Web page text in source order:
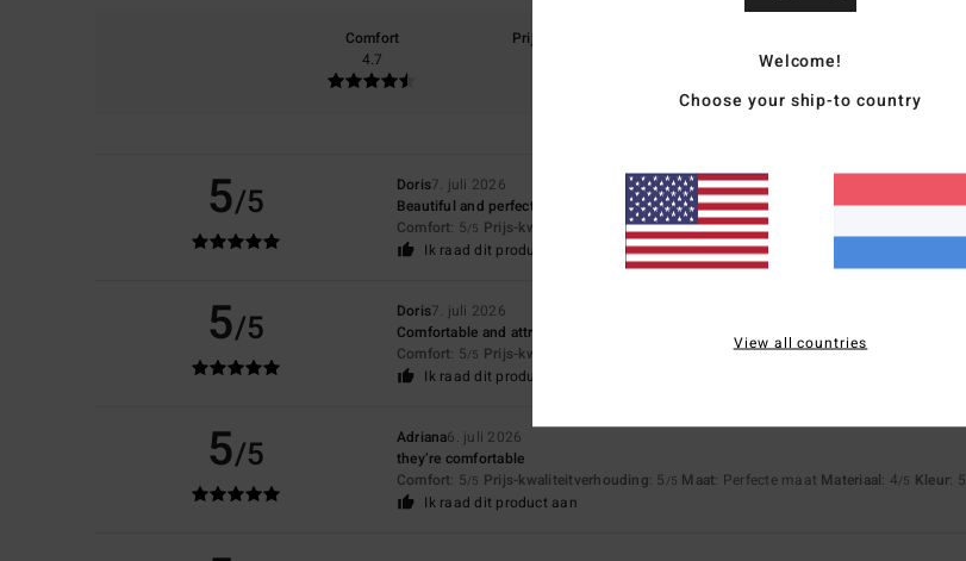
Comfort
4.7
Prijs-kwaliteitverhouding
5/5 Doris7. juli 2026
Beautiful and perfect
Comfort: 5/5 Prijs-kwaliteitverhouding: 5/5 Maat: Perfecte maat
Ik raad dit product aan
5/5 Doris7. juli 2026
Comfortable and attractive
Comfort: 5/5 Prijs-kwaliteitverhouding : Perfecte maatMateriaal
Ik raad dit product aan
5/5 Adriana6. juli 2026
they’re comfortable
Comfort: 5/5 Prijs-kwaliteitverhouding: 5 /5 Maat: Perfecte maat Materiaal: 4/5 Kleur: 5
Ik raad dit product aan
Welcome!
Choose your ship-to country
View all countries